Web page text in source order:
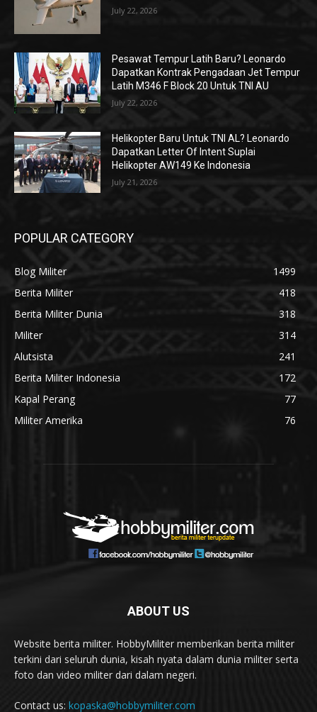
July 22, 2026
Pesawat Tempur Latih Baru? Leonardo
Dapatkan Kontrak Pengadaan Jet Tempur
Latih M346 F Block 20 Untuk TNI AU
July 22, 2026
Helikopter Baru Untuk TNI AL? Leonardo
Dapatkan Letter Of Intent Suplai
Helikopter AW149 Ke Indonesia
July 21, 2026
POPULAR CATEGORY
Blog Militer
1499
Berita Militer
418
Berita Militer Dunia
318
Militer
314
Alutsista
241
Berita Militer Indonesia
172
Kapal Perang
77
Militer Amerika
76
ABOUT US
Website berita militer. HobbyMiliter memberikan berita militer
terkini dari seluruh dunia, kisah nyata dalam dunia militer serta
foto dan video militer dari dalam negeri.
Contact us: kopaska@hobbymiliter.com